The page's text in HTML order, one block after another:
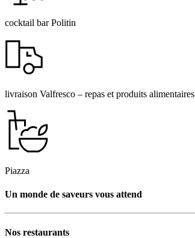
cocktail bar Politin
livraison Valfresco – repas et produits alimentaires
Piazza
Un monde de saveurs vous attend
Nos restaurants